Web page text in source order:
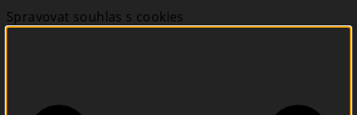
Spravovat souhlas s cookies